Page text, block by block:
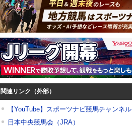
関連リンク（外部）
【YouTube】スポーツナビ競馬チャンネル
日本中央競馬会（JRA）